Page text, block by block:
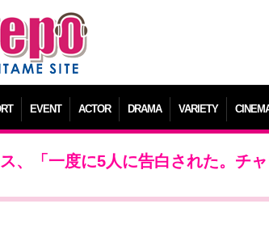
EVENT ACTOR DRAMA VARIETY
、「一度に5人に告白された。チ